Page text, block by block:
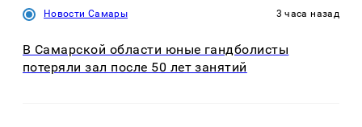
Новости Самары 3 часа назад
В Самарской области юные гандболисты
потеряли зал после 50 лет занятий